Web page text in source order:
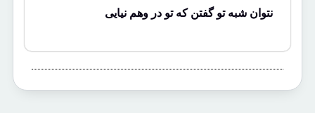
نتوان شبه تو گفتن که تو در وهم نیایی